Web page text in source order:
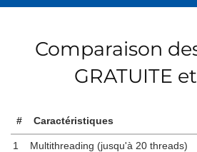
Comparaison
GRATUITE
# Caractéristiques
1
Multithreading (jusqu'à 20 threads)